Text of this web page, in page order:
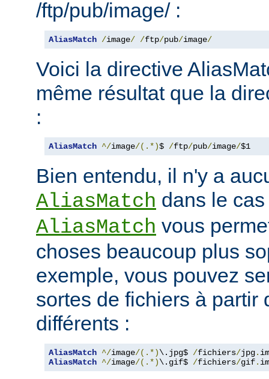
/ftp/pub/image/ :
AliasMatch /image/ /ftp/pub/image/
Voici la directive
même résultat que la
:
AliasMatch ^/image/(.*)$ /ftp/pub/image/$1
Bien entendu, il n'y a
AliasMatch dans le
AliasMatch vous
choses beaucoup plus
exemple, vous pouvez
sortes de fichiers à partir
différents :
AliasMatch ^/image/(.*)\.jpg$ /fichiers/jpg.
AliasMatch ^/image/(.*)\.gif$ /fichiers/gif.